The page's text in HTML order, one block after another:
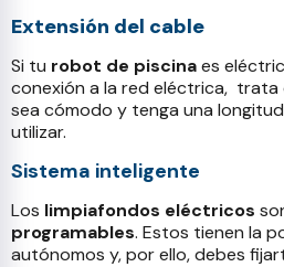
Extensión del cable
Si tu robot de piscinaes
conexión a la red eléctrica, trata
sea cómodo y tenga una
utilizar.
Sistema inteligente
Los limpiafondos eléctricos
programables. Estos tienen la
autónomos y, por ello, debes